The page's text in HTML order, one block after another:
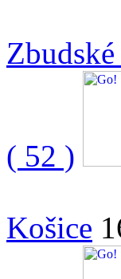
( 52 )
Košice